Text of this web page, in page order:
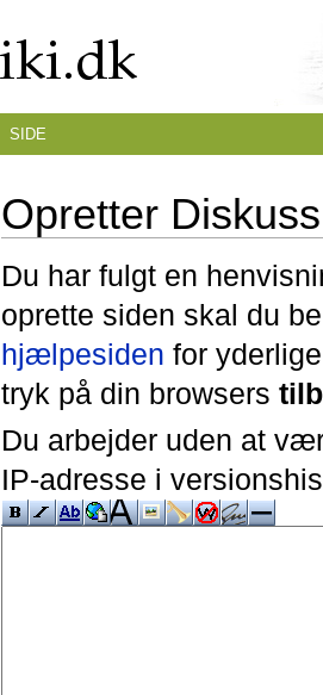
Opretter
Du har fulgt en
oprette siden skal du
hjælpesiden for
tryk på din browsers
Du arbejder uden at
IP-adresse i
SIDE